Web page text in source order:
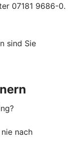
07181 9686-0.
sind Sie
nach